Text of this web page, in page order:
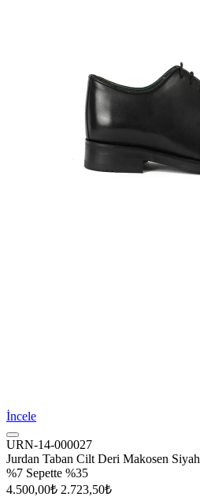
İncele
URN-14-000027
Jurdan Taban Cilt Deri Makosen Siyah
%7 Sepette %35
4.500,00₺ 2.723,50₺